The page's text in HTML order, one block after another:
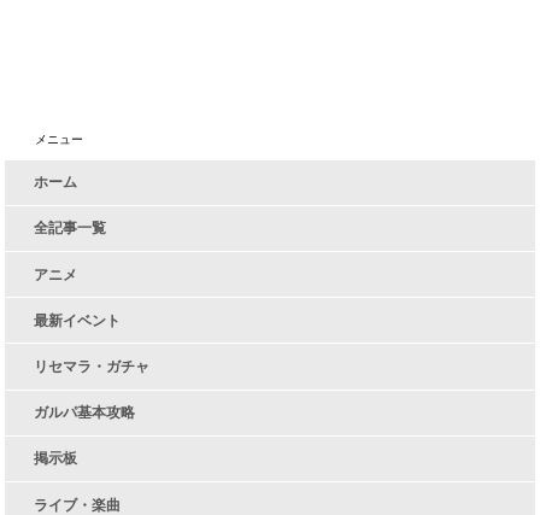
メニュー
ホーム
全記事一覧
アニメ
最新イベント
リセマラ・ガチャ
ガルパ基本攻略
掲示板
ライブ・楽曲